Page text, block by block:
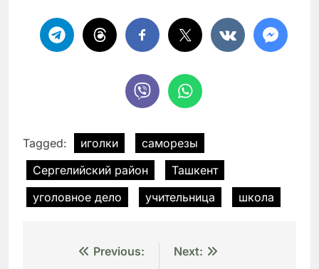
Tagged: иголки
саморезы
Сергелийский район
Ташкент
уголовное дело
учительница школа
Навигация
Previous:
Next: